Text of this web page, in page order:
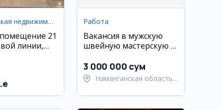
Коммерческая недвижимость
21
линии,
Работа
Вакансия в мужскую
швейную мастерскую в
3 000 000 сум
Наманганская область,